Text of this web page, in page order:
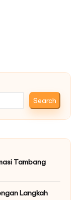
Search
Tambang
Langkah